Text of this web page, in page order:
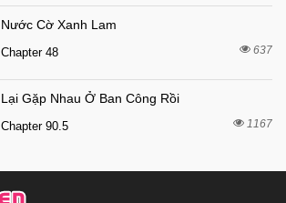
6 tháng trước
6 tháng trước
Nước Cờ Xanh Lam
Chapter 48 637
Lại Gặp Nhau Ở Ban Công Rồi
Chapter 90.5 1167